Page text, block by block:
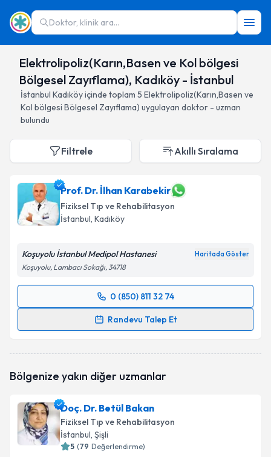
Doktor, klinik ara...
Elektrolipoliz(Karın,Basen ve Kol bölgesi
Bölgesel Zayıflama), Kadıköy - İstanbul
İstanbul Kadıköyiçinde toplam 5 Elektrolipoliz(Karın,Basen ve
Kol bölgesi Bölgesel Zayıflama) uygulayan doktor - uzman
bulundu
Filtrele Akıllı Sıralama
Prof. Dr. İlhan Karabekir
Fiziksel Tıp ve Rehabilitasyon
İstanbul, Kadıköy
Koşuyolu İstanbul Medipol Hastanesi Haritada Göster
Koşuyolu, Lambacı Sokağı, 34718
0 (850) 811 32 74
Randevu Talep Et
Randevu Takvimi Talebi
oluşturun. Size bu uzmandan randevu almanız için bir
Kişisel verilerimin işlenmesine ilişkin
Bölgenize yakın diğer uzmanlar
Doç. Dr. Betül Bakan
Fiziksel Tıp ve Rehabilitasyon
İstanbul, Şişli
5 (79 Değerlendirme)